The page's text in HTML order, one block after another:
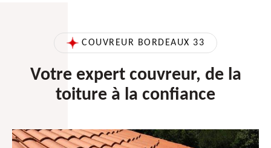
COUVREUR BORDEAUX 33
Votre expert couvreur, de la
toiture à la confiance